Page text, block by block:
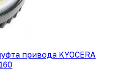
привода KYOCERA